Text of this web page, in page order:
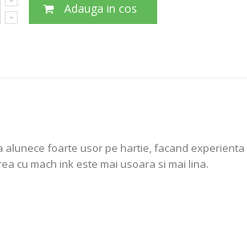
Adauga in cos
foarte usor pe hartie, facand
cu mach ink este mai usoara si mai lina.